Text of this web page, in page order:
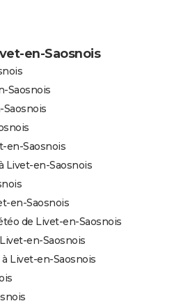
en-Saosnois
Saosnois
en-Saosnois
Livet-en-Saosnois
en-Saosnois
de Livet-en-Saosnois
en-Saosnois
Livet-en-Saosnois